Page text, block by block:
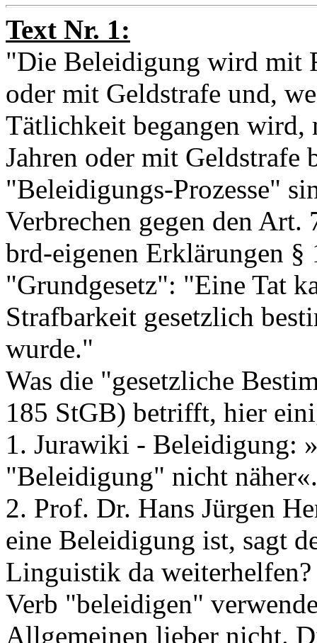
Text Nr. 1:
"Die Beleidigung wird mit
oder mit Geldstrafe und,
Tätlichkeit begangen wird,
Jahren oder mit Geldstrafe
"Beleidigungs-Prozesse"
Verbrechen gegen den
brd-eigenen Erklärungen
"Grundgesetz": "Eine Tat
Strafbarkeit gesetzlich
wurde."
Was die "gesetzliche
185 StGB) betrifft, hier
1. Jurawiki - Beleidigung:
"Beleidigung" nicht näher«.
2. Prof. Dr. Hans Jürgen
eine Beleidigung ist, sagt
Linguistik da
Verb "beleidigen"
Allgemeinen lieber nicht.